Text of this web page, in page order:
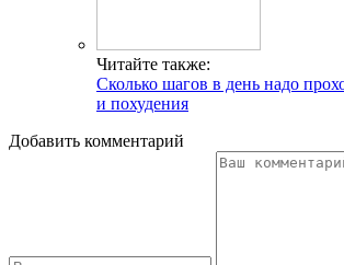
Читайте также:
Сколько шагов в день надо
и похудения
Добавить комментарий